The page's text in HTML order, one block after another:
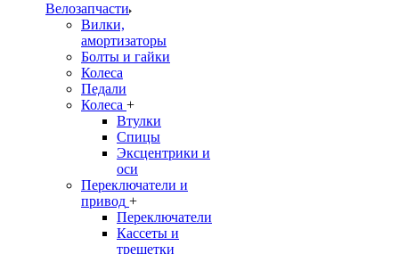
Велозапчасти
Вилки,
амортизаторы
Болты и гайки
Колеса
Педали
Колеса +
Втулки
Спицы
Эксцентрики и
оси
Переключатели и
привод +
Переключатели
Кассеты и
трещетки